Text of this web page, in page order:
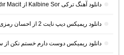
دانلود آهنگ ترکی Kalbine Sor از Bahadır Macit و Tunahan Sakar
دانلود ریمیکس دیپ نایت 2 از احسان رمزی (ریمیکس طولانی غمگین)
دانلود ریمیکس دوست دارم خستم نکن از